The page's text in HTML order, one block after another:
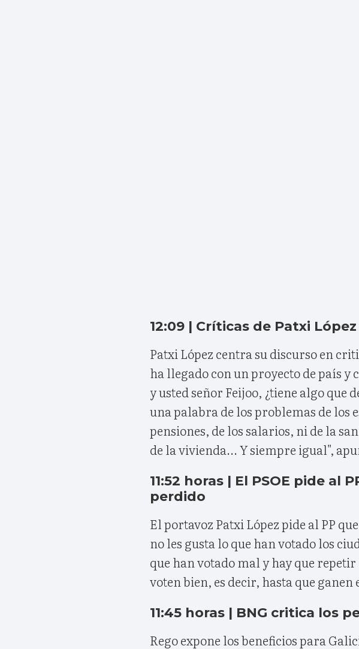
12:09 | Críticas de Patxi López
Patxi López centra su discurso en
ha llegado con un proyecto de país y
y usted señor Feijoo, ¿tiene algo que
una palabra de los problemas de los
pensiones, de los salarios, ni de la
de la vivienda... Y siempre igual",
11:52 horas | El PSOE pide al
perdido
El portavoz Patxi López pide al PP
no les gusta lo que han votado los
que han votado mal y hay que repetir
voten bien, es decir, hasta que ganen
11:45 horas | BNG critica los
Rego expone los beneficios para